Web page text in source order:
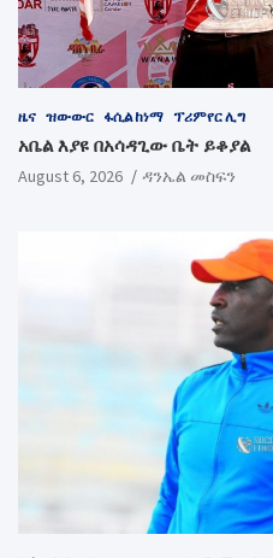
ዜና ዝውውር ፋሲል ከነማ ፕሪምየር ሊግ
አቤል እያዩ በአሳዳጊው ቤት ይቆያል
August 6, 2026 ዳንኤል መስፍን